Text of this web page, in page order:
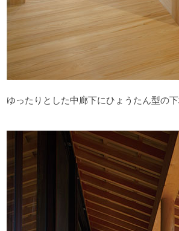
ゆったりとした中廊下にひょうたん型の